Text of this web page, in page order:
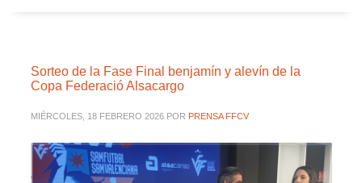
Sorteo de la Fase Final benjamín y alevín de la
Copa Federació Alsacargo
MIÉRCOLES, 18 FEBRERO 2026 POR PRENSA FFCV